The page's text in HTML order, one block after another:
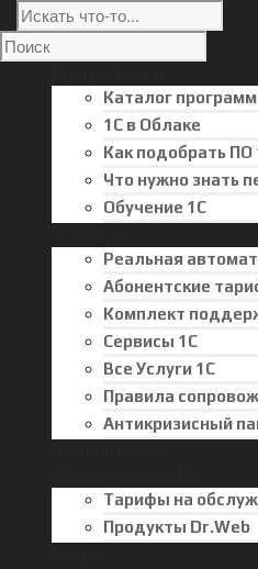
Каталог
1С в Облаке
Как подобрать ПО
Что нужно знать
Обучение 1С
Реальная
Абонентские
Комплект
Сервисы 1С
Все Услуги 1С
Правила
Антикризисный
Тарифы на
Продукты Dr.Web